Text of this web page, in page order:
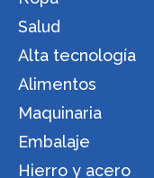
Salud
Alta tecnología
Alimentos
Maquinaria
Embalaje
Hierro y acero